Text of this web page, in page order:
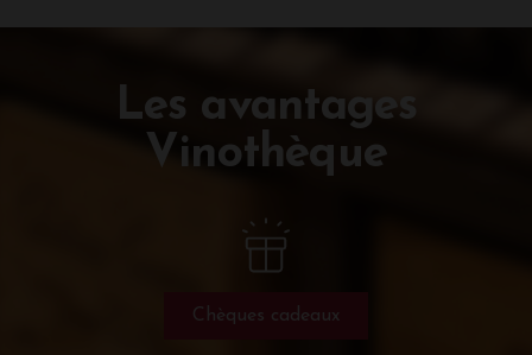
Les avantages
Vinothèque
Chèques cadeaux